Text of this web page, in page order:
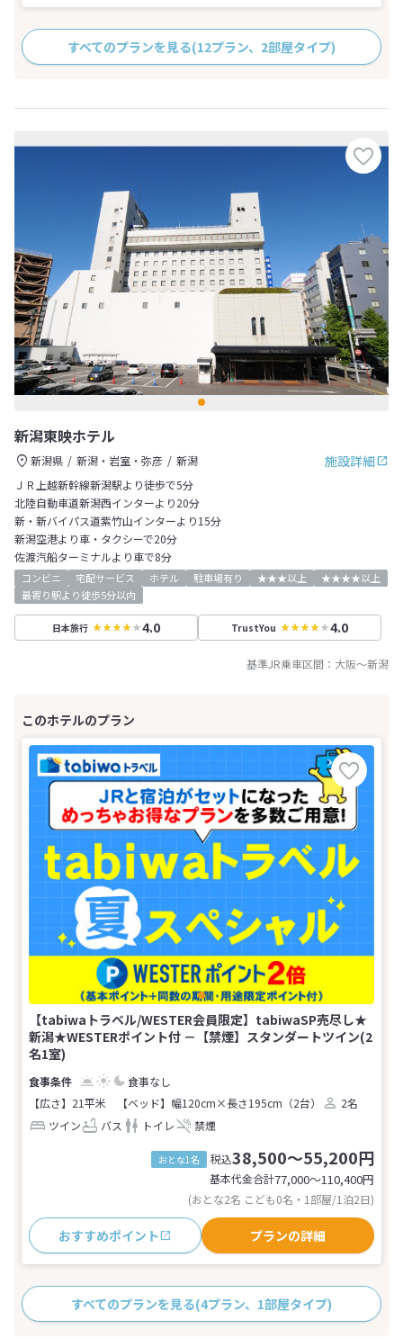
すべてのプランを見る(12プラン、2部屋タイプ)
新潟東映ホテル
施設詳細
新潟県 新潟・岩室・弥彦
新潟
ＪＲ上越新幹線新潟駅より徒歩で5分
北陸自動車道新潟西インターより20分
新・新バイパス道紫竹山インターより15分
新潟空港より車・タクシーで20分
佐渡汽船ターミナルより車で8分
コンビニ 宅配サービス ホテル 駐車場有り ★★★以上
★★★★以上
最寄り駅より徒歩5分以内
日本旅行 4.0 TrustYou 4.0
基準JR乗車区間： 大阪～新潟
【tabiwaトラベル/WESTER会員限定】tabiwaSP売尽し★
新潟★WESTERポイント付 －【禁煙】スタンダートツイン(2
名1室)
食事なし
【広さ】21平米
【ベッド】幅120cm×長さ195cm（2台）
2名
ツイン
バス トイレ 禁煙
おとな1名 税込38,500～55,200円
基本代金合計77,000〜110,400円
(おとな2名 こども0名・1部屋/1泊2日)
おすすめポイント プランの詳細
すべてのプランを見る(4プラン、1部屋タイプ)